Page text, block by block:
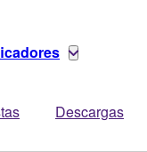
Descargas